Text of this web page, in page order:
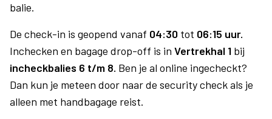
balie.
De check-in is geopend vanaf 04:30 tot 06:15 uur.
Inchecken en bagage drop-off is in Vertrekhal 1 bij
incheckbalies 6 t/m 8. Ben je al online ingecheckt?
Dan kun je meteen door naar de security check als je
alleen met handbagage reist.